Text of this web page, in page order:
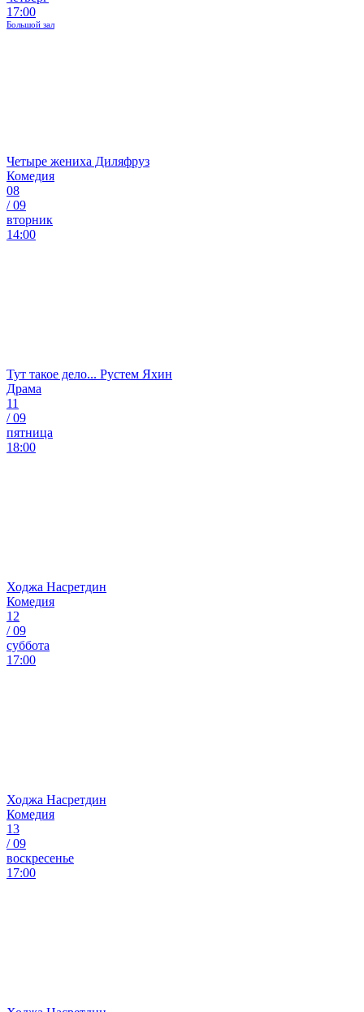
17:00
Большой зал
Четыре жениха Диляфруз
Комедия
08
/09
вторник
14:00
Тут такое дело... Рустем Яхин
Драма
11
/09
пятница
18:00
Ходжа Насретдин
Комедия
12
/09
суббота
17:00
Ходжа Насретдин
Комедия
13
/09
воскресенье
17:00